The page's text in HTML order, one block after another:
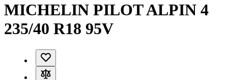
MICHELIN PILOT ALPIN 4
235/40 R18 95V